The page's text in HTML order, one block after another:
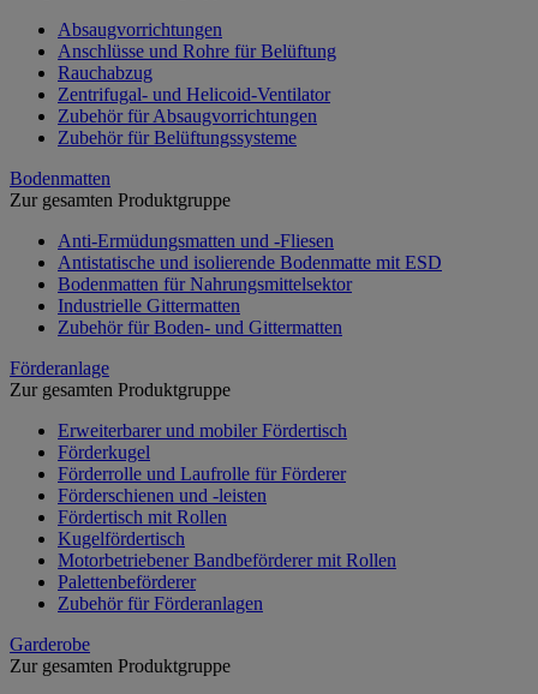
Absaugvorrichtungen
Anschlüsse und Rohre für Belüftung
Rauchabzug
Zentrifugal- und Helicoid-Ventilator
Zubehör für Absaugvorrichtungen
Zubehör für Belüftungssysteme
Bodenmatten
Zur gesamten Produktgruppe
Anti-Ermüdungsmatten und -Fliesen
Antistatische und isolierende Bodenmatte mit ESD
Bodenmatten für Nahrungsmittelsektor
Industrielle Gittermatten
Zubehör für Boden- und Gittermatten
Förderanlage
Zur gesamten Produktgruppe
Erweiterbarer und mobiler Fördertisch
Förderkugel
Förderrolle und Laufrolle für Förderer
Förderschienen und -leisten
Fördertisch mit Rollen
Kugelfördertisch
Motorbetriebener Bandbeförderer mit Rollen
Palettenbeförderer
Zubehör für Förderanlagen
Garderobe
Zur gesamten Produktgruppe